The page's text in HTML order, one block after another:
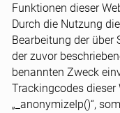
Funktionen dieser
Durch die Nutzung
Bearbeitung der über
der zuvor
benannten Zweck
Trackingcodes dieser
„_anonymizeIp()“,